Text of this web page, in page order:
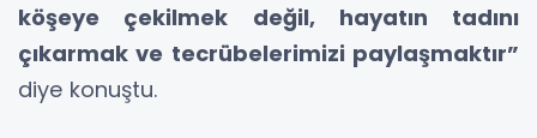
köşeye çekilmek değil, hayatın tadını
çıkarmak ve tecrübelerimizi paylaşmaktır”
diye konuştu.